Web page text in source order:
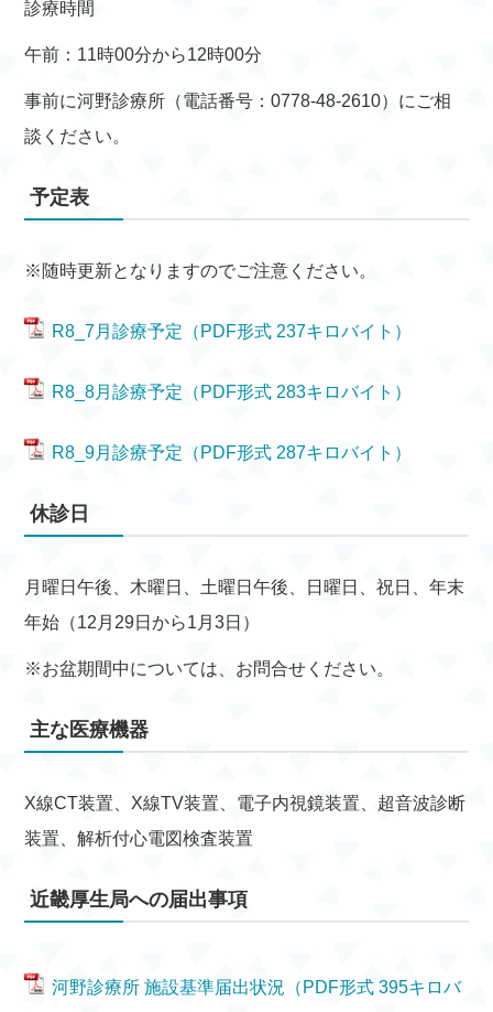
診療時間
午前：11時00分から12時00分
事前に河野診療所（電話番号：0778-48-2610）にご相
談ください。
予定表
※随時更新となりますのでご注意ください。
R8_7月診療予定（PDF形式 237キロバイト）
R8_8月診療予定（PDF形式 283キロバイト）
R8_9月診療予定（PDF形式 287キロバイト）
休診日
月曜日午後、木曜日、土曜日午後、日曜日、祝日、年末
年始（12月29日から1月3日）
※お盆期間中については、お問合せください。
主な医療機器
X線CT装置、X線TV装置、電子内視鏡装置、超音波診断
装置、解析付心電図検査装置
近畿厚生局への届出事項
河野診療所 施設基準届出状況（PDF形式 395キロバ